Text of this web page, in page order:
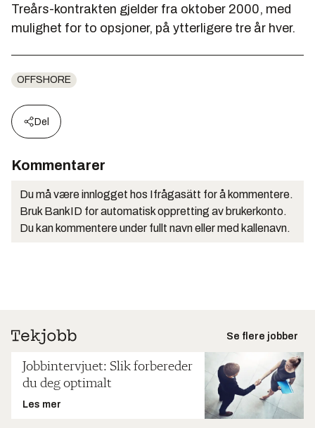
Treårs-kontrakten gjelder fra oktober 2000, med
mulighet for to opsjoner, på ytterligere tre år hver.
OFFSHORE
Del
Kommentarer
Du må være innlogget hos Ifrågasätt for å kommentere.
Bruk BankID for automatisk oppretting av brukerkonto.
Du kan kommentere under fullt navn eller med kallenavn.
Se flere jobber
Jobbintervjuet: Slik forbereder
du deg optimalt
Les mer